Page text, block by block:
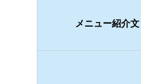
メニュー紹介文